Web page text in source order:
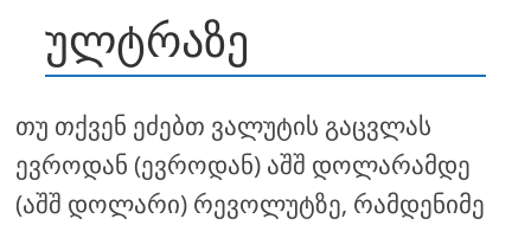
ულტრაზე
თუ თქვენ ეძებთ ვალუტის გაცვლას
ევროდან (ევროდან) აშშ დოლარამდე
(აშშ დოლარი) რევოლუტზე, რამდენიმე